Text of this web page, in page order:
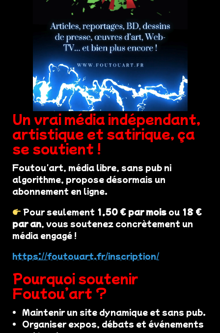
Un vrai média indépendant,
artistique et satirique, ça
se soutient !
Foutou'art, média libre, sans pub ni
algorithme, propose désormais un
abonnement en ligne.
Pour seulement 1,50 € par mois ou 18 €
par an, vous soutenez concrètement un
média engagé !
https://foutouart.fr/inscription/
Pourquoi soutenir
Foutou’art ?
Maintenir un site dynamique et sans pub.
Organiser expos, débats et événements